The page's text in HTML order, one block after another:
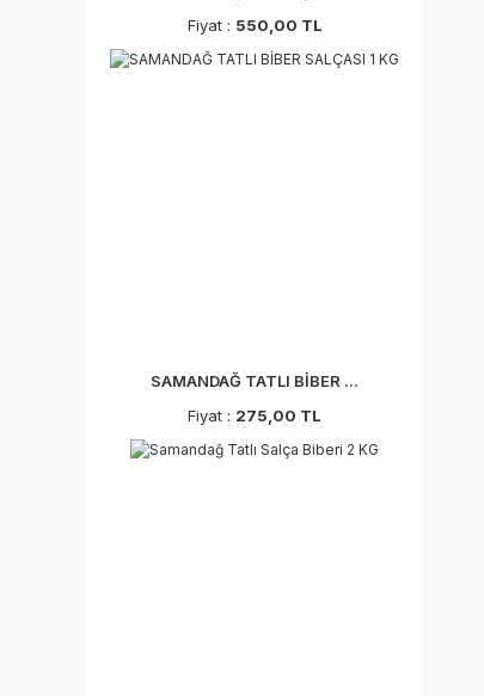
Fiyat : 550,00 TL
SAMANDAĞ TATLI BİBER ...
Fiyat : 275,00 TL